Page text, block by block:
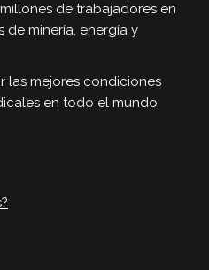
de trabajadores en
de minería, energía y
las mejores condiciones
en todo el mundo.